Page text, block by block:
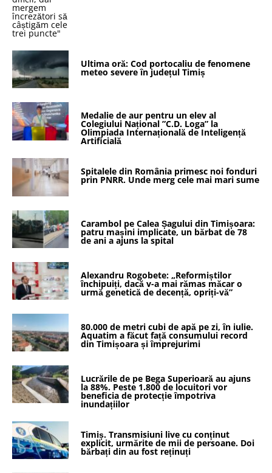
Ultima oră: Cod portocaliu de fenomene
meteo severe în județul Timiș
Medalie de aur pentru un elev al
Colegiului Național ”C.D. Loga” la
Olimpiada Internațională de Inteligență
Artificială
Spitalele din România primesc noi fonduri
prin PNRR. Unde merg cele mai mari sume
Carambol pe Calea Șagului din Timișoara:
patru mașini implicate, un bărbat de 78
de ani a ajuns la spital
Alexandru Rogobete: „Reformiștilor
închipuiți, dacă v-a mai rămas măcar o
urmă genetică de decență, opriți-vă”
80.000 de metri cubi de apă pe zi, în iulie.
Aquatim a făcut față consumului record
din Timișoara și împrejurimi
Lucrările de pe Bega Superioară au ajuns
la 88%. Peste 1.800 de locuitori vor
beneficia de protecție împotriva
inundațiilor
Timiș. Transmisiuni live cu conținut
explicit, urmărite de mii de persoane. Doi
bărbați din au fost reținuți